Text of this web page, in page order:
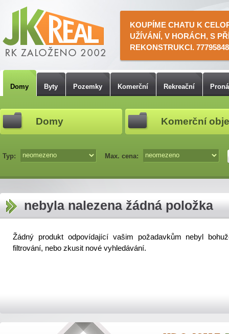
KOUPÍME CHATU K
UŽÍVÁNÍ, V HORÁCH, S
REKONSTRUKCI.
Domy Byty Pozemky Komerční Rekreační
Domy Komerční
Typ: Max. cena:
nebyla nalezena žádná položka
Žádný produkt odpovídající vašim požadavkům nebyl
filtrování, nebo zkusit nové vyhledávání.